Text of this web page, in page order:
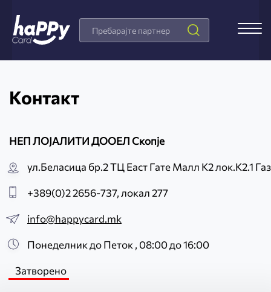
Search
Products
Контакт
НЕП ЛОЈАЛИТИ ДООЕЛ Скопје
ул.Беласица бр.2 ТЦ Еаст Гате Малл К2 лок.К2.1
+389(0)2 2656-737, локал 277
info@happycard.mk
Понеделник до Петок , 08:00 до 16:00
Затворено